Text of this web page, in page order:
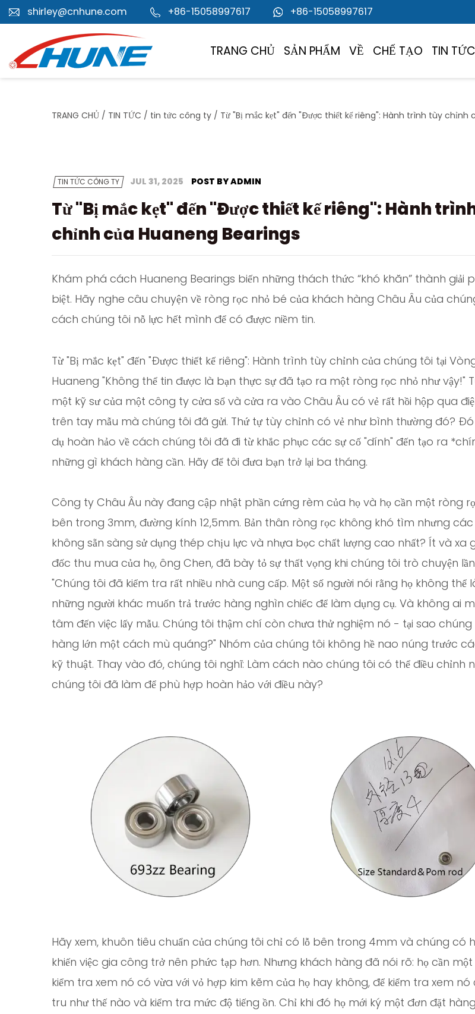
shirley@cnhune.com +86-15058997617 +86-15058997617
TRANG CHỦ SẢN PHẨM VỀ CHẾ TẠO TIN TỨC
TRANG CHỦ / TIN TỨC / tin tức công ty / Từ "Bị mắc kẹt" đến "Được thiết kế riêng": Hành trình tùy chỉnh
TIN TỨC CÔNG TY JUL 31, 2025 POST BY ADMIN
Từ "Bị mắc kẹt" đến "Được thiết kế riêng": Hành
chỉnh của Huaneng Bearings
Khám phá cách Huaneng Bearings biến những thách thức “khó khăn” thành giải
biệt. Hãy nghe câu chuyện về ròng rọc nhỏ bé của khách hàng Châu Âu của
cách chúng tôi nỗ lực hết mình để có được niềm tin.
Từ "Bị mắc kẹt" đến "Được thiết kế riêng": Hành trình tùy chỉnh của chúng tôi tại
Huaneng "Không thể tin được là bạn thực sự đã tạo ra một ròng rọc nhỏ như vậy!"
một kỹ sư của một công ty cửa sổ và cửa ra vào Châu Âu có vẻ rất hồi hộp qua
trên tay mẫu mà chúng tôi đã gửi. Thứ tự tùy chỉnh có vẻ như bình thường đó?
dụ hoàn hảo về cách chúng tôi đã đi từ khắc phục các sự cố "dính" đến tạo ra
những gì khách hàng cần. Hãy để tôi đưa bạn trở lại ba tháng.
Công ty Châu Âu này đang cập nhật phần cứng rèm của họ và họ cần một ròng
bên trong 3mm, đường kính 12,5mm. Bản thân ròng rọc không khó tìm nhưng
không sẵn sàng sử dụng thép chịu lực và nhựa bọc chất lượng cao nhất? Ít và xa
đốc thu mua của họ, ông Chen, đã bày tỏ sự thất vọng khi chúng tôi trò chuyện
"Chúng tôi đã kiểm tra rất nhiều nhà cung cấp. Một số người nói rằng họ không thể
những người khác muốn trả trước hàng nghìn chiếc để làm dụng cụ. Và không ai
tâm đến việc lấy mẫu. Chúng tôi thậm chí còn chưa thử nghiệm nó - tại sao chúng
hàng lớn một cách mù quáng?" Nhóm của chúng tôi không hề nao núng trước
kỹ thuật. Thay vào đó, chúng tôi nghĩ: Làm cách nào chúng tôi có thể điều chỉnh
chúng tôi đã làm để phù hợp hoàn hảo với điều này?
Hãy xem, khuôn tiêu chuẩn của chúng tôi chỉ có lỗ bên trong 4mm và chúng có
khiến việc gia công trở nên phức tạp hơn. Nhưng khách hàng đã nói rõ: họ cần một
kiểm tra xem nó có vừa với vỏ hợp kim kẽm của họ hay không, để kiểm tra xem nó
tru như thế nào và kiểm tra mức độ tiếng ồn. Chỉ khi đó họ mới ký một đơn đặt